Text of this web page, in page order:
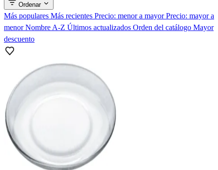
Ordenar
Más populares Más recientes Precio: menor a mayorPrecio: mayor a
menorNombre A-Z Últimos actualizados Orden del catálogo Mayor
descuento